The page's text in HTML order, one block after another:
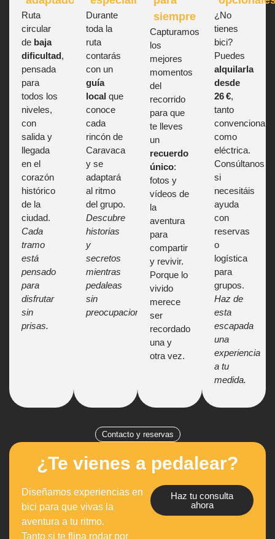
Ruta
circular
de baja
dificultad,
pensada
para
todos los
niveles,
con
salida y
llegada
en el
corazón
histórico
de la
ciudad.
Cada
tramo
está
pensado
para
disfrutar
sin
prisas.
Durante
toda la
ruta
contarás
con un
guía
local que
conoce
cada
rincón de
Caravaca
y se
adaptará
al ritmo
del grupo.
Descubre
historias
y
secretos
mientras
pedaleas
sin
preocupaciones.
siempre
Capturamos
los
mejores
momentos
del
recorrido
para que
te lleves
un
recuerdo
único:
fotos y
vídeos de
la
aventura
para
compartir
y revivir.
Porque lo
vivido
merece
ser
recordado
una y
otra vez.
¿No
tienes
bici?
Puedes
alquilarla
desde
26 €,
tanto
convencional
como
eléctrica.
Consúltanos
si
necesitáis
ayuda
con
reservas
o
logística
para
grupos.
Haz de
esta
escapada
una
experiencia
a tu
medida.
Contacto y reservas
¿Te vienes a pedalear?
Diseñamos experiencias en
bici para que vivas la
aventura a tu ritmo.
Tanto si te flipa rodar por
Haz tu consulta
ahora